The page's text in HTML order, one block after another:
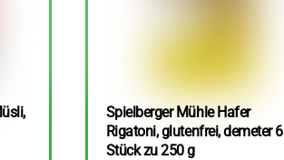
Spielberger Mühle Hafer
Rigatoni, glutenfrei, demeter 6
Stück zu 250 g